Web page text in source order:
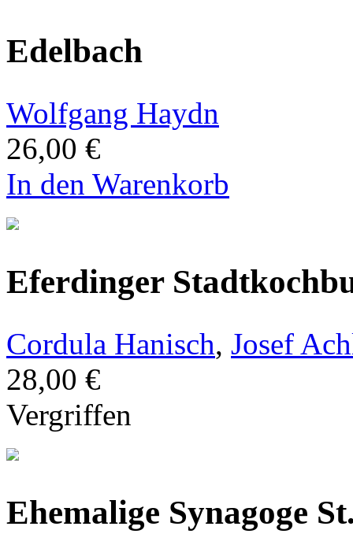
Edelbach
Wolfgang Haydn
26,00 €
In den Warenkorb
Eferdinger
Cordula Hanisch, Josef
28,00 €
Vergriffen
Ehemalige Synagoge